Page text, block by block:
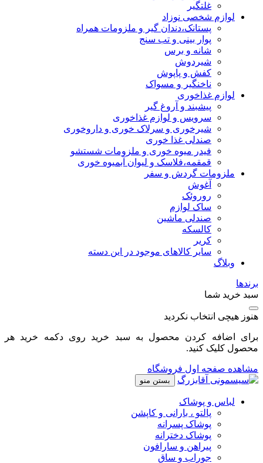
غلتگیر
لوازم شخصی نوزاد
پستانک،دندان گیر و ملزومات همراه
پوار بینی و تب سنج
شانه و برس
شیردوش
کفش و پاپوش
ناخنگیر و مسواک
لوازم غذاخوری
پیشبند و آروغ گیر
سرویس و لوازم غذاخوری
شیرخوری و سرلاک خوری و داروخوری
صندلی غذا خوری
فیدر میوه خوری و ملزومات شستشو
قمقمه،فلاسک و لیوان آبمیوه خوری
ملزومات گردش و سفر
آغوش
روروئک
ساک لوازم
صندلی ماشین
کالسکه
کریر
سایر کالاهای موجود در این دسته
وبلاگ
برندها
سبد خرید شما
هنوز هیچی انتخاب نکردید
برای اضافه کردن محصول به سبد خرید روی دکمه خرید هر
محصول کلیک کنید.
مشاهده صفحه اول فروشگاه
بستن منو
لباس و پوشاک
پالتو ، بارانی و کاپشن
پوشاک پسرانه
پوشاک دخترانه
پیراهن و سارافون
جوراب و ساق